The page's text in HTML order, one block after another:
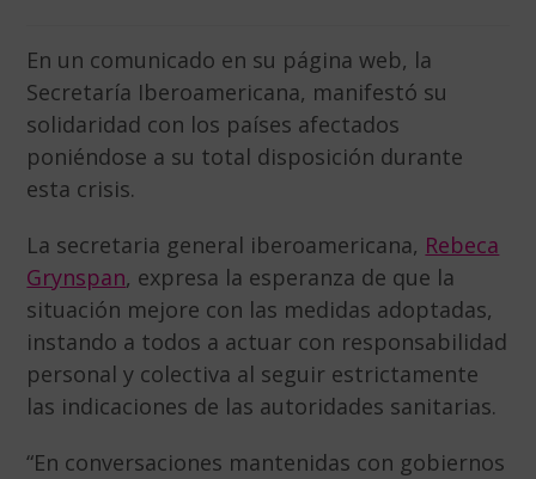
En un comunicado en su página web, la
Secretaría Iberoamericana, manifestó su
solidaridad con los países afectados
poniéndose a su total disposición durante
esta crisis.
La secretaria general iberoamericana, Rebeca
Grynspan, expresa la esperanza de que la
situación mejore con las medidas adoptadas,
instando a todos a actuar con responsabilidad
personal y colectiva al seguir estrictamente
las indicaciones de las autoridades sanitarias.
“En conversaciones mantenidas con gobiernos